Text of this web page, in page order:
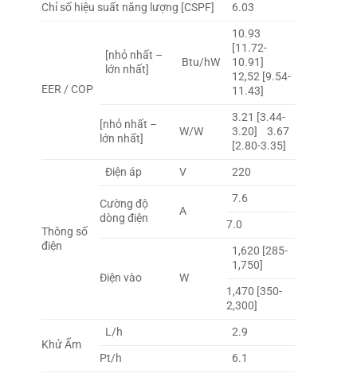
Chỉ số hiệu suất năng lượng [CSPF]
6.03
EER / COP
[nhỏ nhất –
lớn nhất]
Btu/hW
10.93
[11.72-
10.91]
12,52 [9.54-
11.43]
[nhỏ nhất –
lớn nhất]
W/W
3.21 [3.44-
3.20] 3.67
[2.80-3.35]
Thông số
điện
Điện áp V 220
Cường độ
dòng điện
A
7.6
7.0
Điện vào W
1,620 [285-
1,750]
1,470 [350-
2,300]
Khử Ẩm
L/h
2.9
Pt/h
6.1